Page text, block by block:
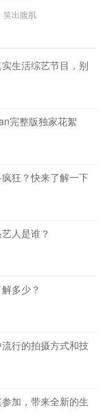
笑出腹肌
生活综艺节目，别
完整版独家花絮
狂？快来了解一下
人是谁？
多少？
行的拍摄方式和技
加，带来全新的生